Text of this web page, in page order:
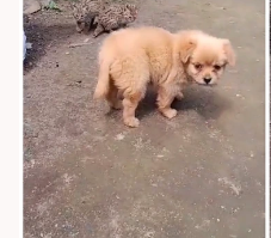
小黃狗撿回2隻「超萌
網友一看嚇壞：不想活